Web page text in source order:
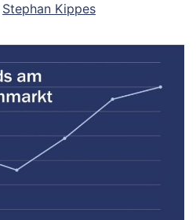
Stephan Kippes